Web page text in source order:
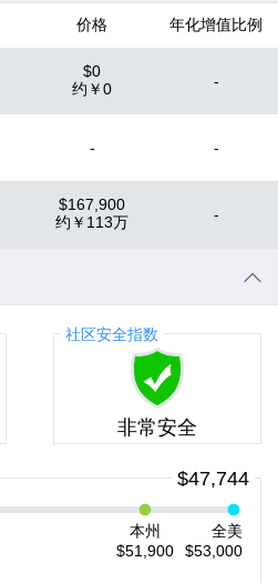
价格 年化增值比例
$0
约 ￥0 -
- -
$167,900
约 ￥113万 -
社区安全指数
非常安全
$47,744
本州
$51,900
全美
$53,000